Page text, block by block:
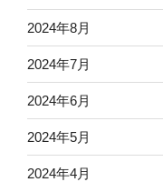
2024年8月
2024年7月
2024年6月
2024年5月
2024年4月